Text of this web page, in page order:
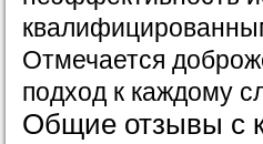
Отмечается
подход к каждому
Общие отзывы с